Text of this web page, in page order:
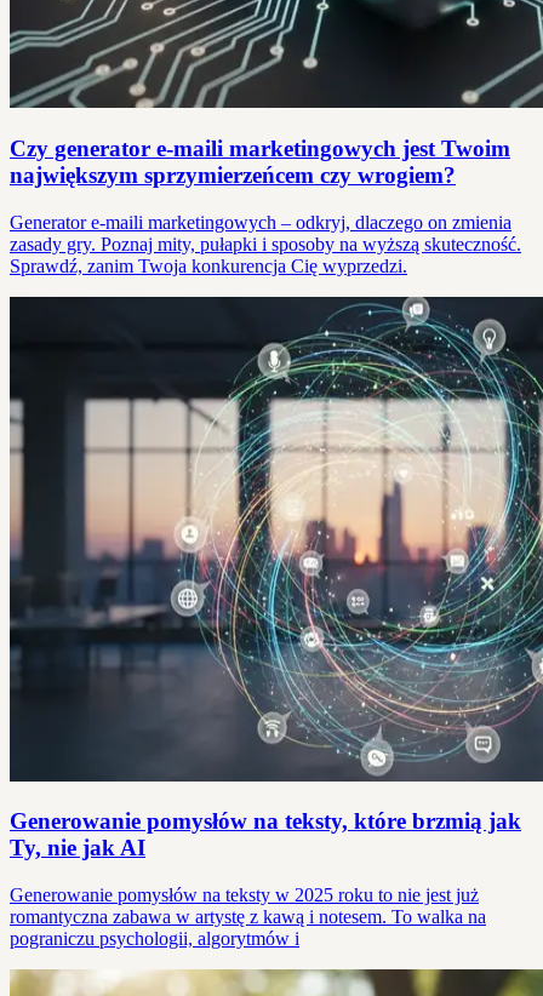
Czy generator e-maili marketingowych jest Twoim
największym sprzymierzeńcem czy wrogiem?
Generator e-maili marketingowych – odkryj, dlaczego on zmienia
zasady gry. Poznaj mity, pułapki i sposoby na wyższą skuteczność.
Sprawdź, zanim Twoja konkurencja Cię wyprzedzi.
Generowanie pomysłów na teksty, które brzmią jak
Ty, nie jak AI
Generowanie pomysłów na teksty w 2025 roku to nie jest już
romantyczna zabawa w artystę z kawą i notesem. To walka na
pograniczu psychologii, algorytmów i